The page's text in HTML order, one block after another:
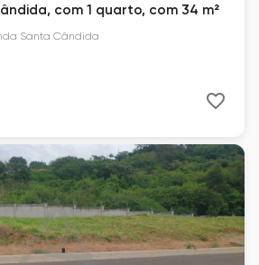
com 1 quarto, com 34 m²
Santa Cândida